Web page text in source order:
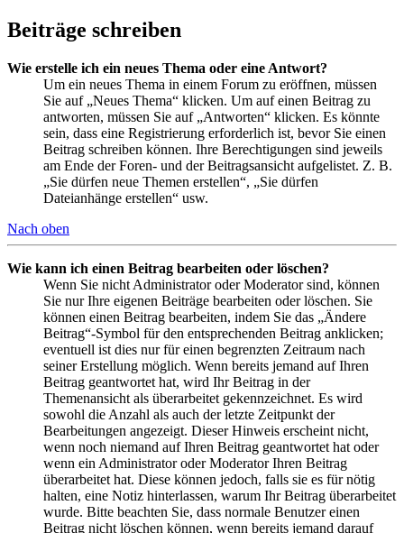
Beiträge schreiben
Wie erstelle ich ein neues Thema oder eine Antwort?
Um ein neues Thema in einem Forum zu eröffnen, müssen
Sie auf „Neues Thema“ klicken. Um auf einen Beitrag zu
antworten, müssen Sie auf „Antworten“ klicken. Es könnte
sein, dass eine Registrierung erforderlich ist, bevor Sie einen
Beitrag schreiben können. Ihre Berechtigungen sind jeweils
am Ende der Foren- und der Beitragsansicht aufgelistet. Z. B.
„Sie dürfen neue Themen erstellen“, „Sie dürfen
Dateianhänge erstellen“ usw.
Nach oben
Wie kann ich einen Beitrag bearbeiten oder löschen?
Wenn Sie nicht Administrator oder Moderator sind, können
Sie nur Ihre eigenen Beiträge bearbeiten oder löschen. Sie
können einen Beitrag bearbeiten, indem Sie das „Ändere
Beitrag“-Symbol für den entsprechenden Beitrag anklicken;
eventuell ist dies nur für einen begrenzten Zeitraum nach
seiner Erstellung möglich. Wenn bereits jemand auf Ihren
Beitrag geantwortet hat, wird Ihr Beitrag in der
Themenansicht als überarbeitet gekennzeichnet. Es wird
sowohl die Anzahl als auch der letzte Zeitpunkt der
Bearbeitungen angezeigt. Dieser Hinweis erscheint nicht,
wenn noch niemand auf Ihren Beitrag geantwortet hat oder
wenn ein Administrator oder Moderator Ihren Beitrag
überarbeitet hat. Diese können jedoch, falls sie es für nötig
halten, eine Notiz hinterlassen, warum Ihr Beitrag überarbeitet
wurde. Bitte beachten Sie, dass normale Benutzer einen
Beitrag nicht löschen können, wenn bereits jemand darauf